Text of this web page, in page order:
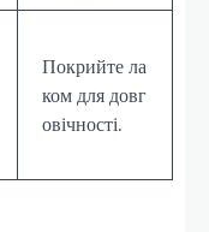
Покрийте ла
ком для довг
овічності.